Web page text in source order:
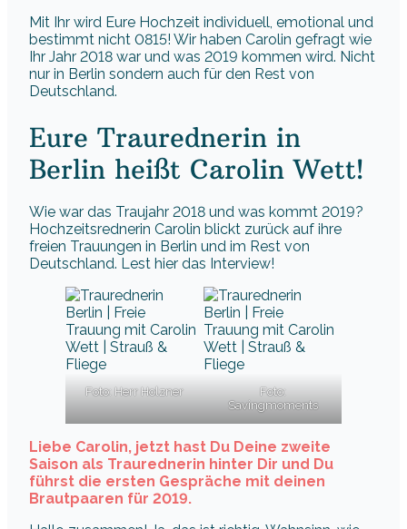
Mit Ihr wird Eure Hochzeit individuell, emotional und
bestimmt nicht 0815! Wir haben Carolin gefragt wie
Ihr Jahr 2018 war und was 2019 kommen wird. Nicht
nur in Berlin sondern auch für den Rest von
Deutschland.
Eure Traurednerin in
Berlin heißt Carolin Wett!
Wie war das Traujahr 2018 und was kommt 2019?
Hochzeitsrednerin Carolin blickt zurück auf ihre
freien Trauungen in Berlin und im Rest von
Deutschland. Lest hier das Interview!
Foto: Herr Holzner
Foto:
Savingmoments
Liebe Carolin, jetzt hast Du Deine zweite
Saison als Traurednerin hinter Dir und Du
führst die ersten Gespräche mit deinen
Brautpaaren für 2019.